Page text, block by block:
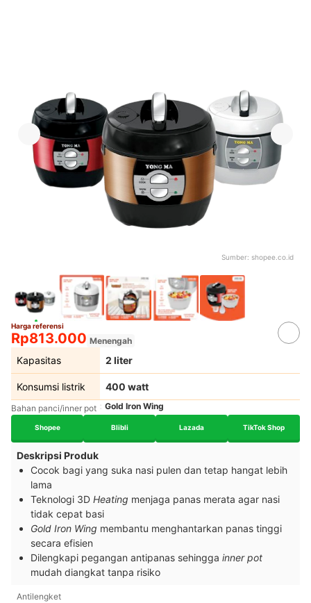
Sumber: shopee.co.id
Harga referensi
Rp813.000 Menengah
Kapasitas 2 liter
Konsumsi listrik 400 watt
Bahan panci/inner pot Gold Iron Wing
Shopee Blibli Lazada TikTok Shop
Deskripsi Produk
Cocok bagi yang suka nasi pulen dan tetap hangat lebih
lama
Teknologi 3D Heating menjaga panas merata agar nasi
tidak cepat basi
Gold Iron Wing membantu menghantarkan panas tinggi
secara efisien
Dilengkapi pegangan antipanas sehingga inner pot
mudah diangkat tanpa risiko
Antilengket